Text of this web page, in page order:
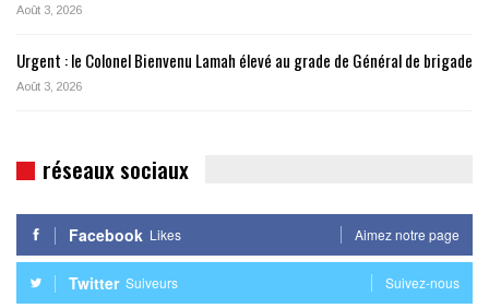
Août 3, 2026
Urgent : le Colonel Bienvenu Lamah élevé au grade de Général de brigade
Août 3, 2026
réseaux sociaux
Facebook Likes Aimez notre page
Twitter Suiveurs Suivez-nous